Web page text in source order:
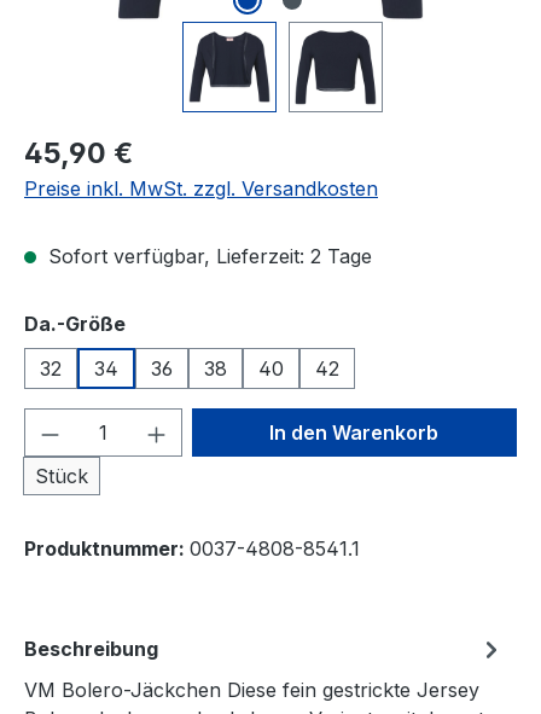
Regulärer Preis:
45,90 €
Preise inkl. MwSt. zzgl. Versandkosten
Sofort verfügbar, Lieferzeit: 2 Tage
Da.-Größeauswählen
32
34 36 38 40 42
Produkt Anzahl: Gib den
Stück
In den Warenkorb
Produktnummer: 0037-4808-8541.1
Beschreibung
VM Bolero-Jäckchen Diese fein gestrickte Jersey